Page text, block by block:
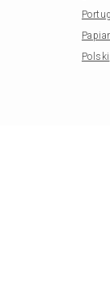
Polski